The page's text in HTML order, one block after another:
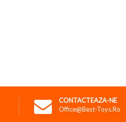
CONTACTEAZA-NE
Office@best-Toys.ro